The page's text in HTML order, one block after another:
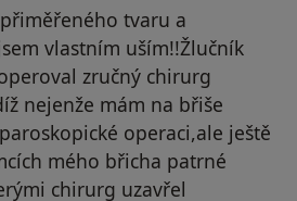
tvaru a
vlastním uším!!Žlučník
zručný chirurg
nejenže mám na břiše
operaci,ale ještě
mého břicha patrné
chirurg uzavřel